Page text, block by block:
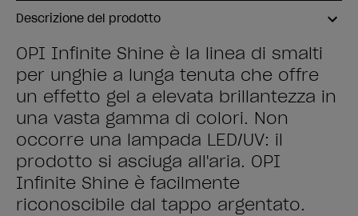
Descrizione del prodotto
OPI Infinite Shine è la linea di smalti
per unghie a lunga tenuta che offre
un effetto gel a elevata brillantezza in
una vasta gamma di colori. Non
occorre una lampada LED/UV: il
prodotto si asciuga all'aria. OPI
Infinite Shine è facilmente
riconoscibile dal tappo argentato.